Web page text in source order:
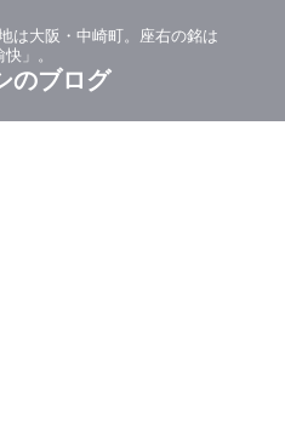
は大阪・中崎町。座右の銘は
快」。
のブログ